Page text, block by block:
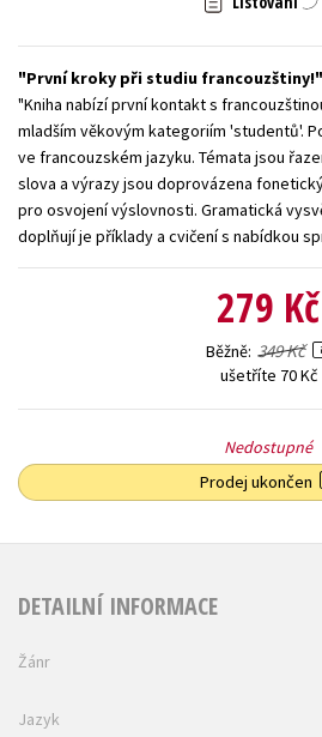
Všechny tituly
První kroky při studiu francouzštiny!
"Kniha nabízí první kontakt s
mladším věkovým kategoriím 'studentů'.
ve francouzském jazyku. Témata jsou
slova a výrazy jsou doprovázena
pro osvojení výslovnosti. Gramatická
doplňují je příklady a cvičení s nabídkou
279 Kč
Běžně 349 Kč
ušetříte 70 Kč
Nedostupné
Prodej ukončen
DETAILNÍ INFORMACE
Žánr
Jazyk